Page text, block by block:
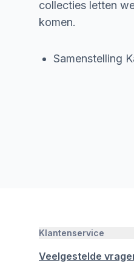
collecties letten
komen.
Samenstelling
Klantenservice
Veelgestelde